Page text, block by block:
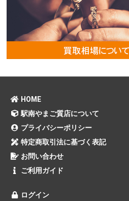
HOME
駅南やまご質店について
プライバシーポリシー
特定商取引法に基づく表記
お問い合わせ
ご利用ガイド
ログイン